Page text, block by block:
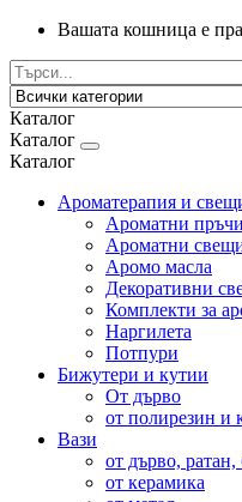
Вашата кошница е
Каталог
Каталог
Каталог
Ароматерапия и
Ароматни
Ароматни
Аромо масла
Декоративни
Комплекти за
Наргилета
Потпури
Бижутери и кутии
От дърво
от полирезин и
Вази
от дърво, ратан,
от керамика